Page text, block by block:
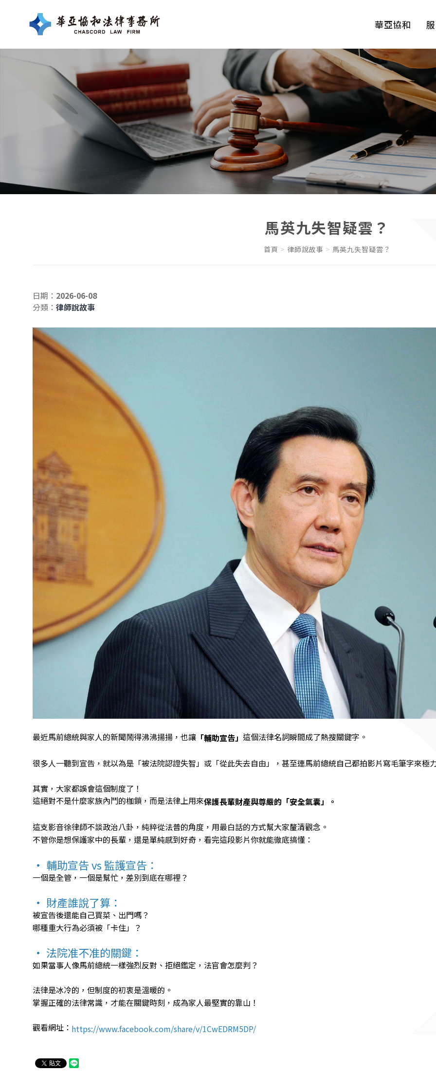
華亞協和
馬英九失智疑雲？
首頁 律師說故事 馬英九失智疑雲？
日期： 2026-06-08
分類：律師說故事
最近馬前總統與家人的新聞鬧得沸沸揚揚，也讓 「輔助宣告」 這個法律名詞瞬間成了熱搜關鍵字。
很多人一聽到宣告，就以為是「被法院認證失智」或「從此失去自由」，甚至連馬前總統自己都拍影片寫毛筆字來極
其實，大家都誤會這個制度了！
這絕對不是什麼家族內鬥的枷鎖，而是法律上用來保護長輩財產與尊嚴的「安全氣囊」。
這支影音徐律師不談政治八卦，純粹從法普的角度，用最白話的方式幫大家釐清觀念。
不管你是想保護家中的長輩，還是單純感到好奇，看完這段影片你就能徹底搞懂：
• 輔助宣告 vs 監護宣告：
一個是全管，一個是幫忙，差別到底在哪裡？
• 財產誰說了算：
被宣告後還能自己買菜、出門嗎？
哪種重大行為必須被「卡住」？
• 法院准不准的關鍵：
如果當事人像馬前總統一樣強烈反對、拒絕鑑定，法官會怎麼判？
法律是冰冷的，但制度的初衷是溫暖的。
掌握正確的法律常識，才能在關鍵時刻，成為家人最堅實的靠山！
觀看網址： https://www.facebook.com/share/v/1CwEDRM5DP/